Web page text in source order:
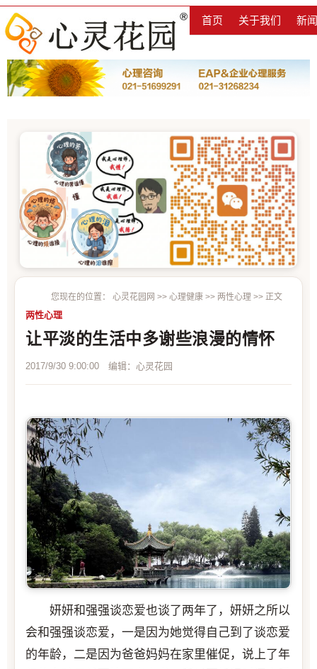
首页 关于我们 新
您现在的位置： 心灵花园网 >> 心理健康 >> 两性心理 >> 正文
两性心理
让平淡的生活中多谢些浪漫的情怀
2017/9/30 9:00:00 编辑：心灵花园
妍妍和强强谈恋爱也谈了两年了，妍妍之所以
会和强强谈恋爱，一是因为她觉得自己到了谈恋爱
的年龄，二是因为爸爸妈妈在家里催促，说上了年